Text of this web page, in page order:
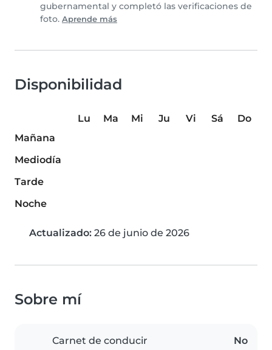
gubernamental y completó las verificaciones de
foto. Aprende más
Disponibilidad
Lu Ma Mi Ju Vi Sá
Do
Mañana
Mediodía
Tarde
Noche
Actualizado: 26 de junio de 2026
Sobre mí
Carnet de conducir No